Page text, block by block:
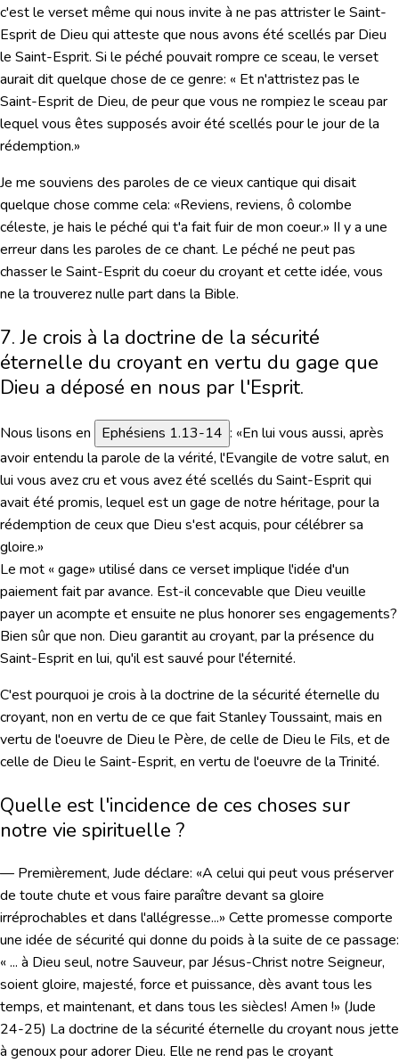
c'est le verset même qui nous invite à ne pas attrister le Saint-
Esprit de Dieu qui atteste que nous avons été scellés par Dieu
le Saint-Esprit. Si le péché pouvait rompre ce sceau, le verset
aurait dit quelque chose de ce genre: « Et n'attristez pas le
Saint-Esprit de Dieu, de peur que vous ne rompiez le sceau par
lequel vous êtes supposés avoir été scellés pour le jour de la
rédemption.»
Je me souviens des paroles de ce vieux cantique qui disait
quelque chose comme cela: «Reviens, reviens, ô colombe
céleste, je hais le péché qui t'a fait fuir de mon coeur.» II y a une
erreur dans les paroles de ce chant. Le péché ne peut pas
chasser le Saint-Esprit du coeur du croyantet cette idée, vous
ne la trouverez nulle part dans la Bible.
7. Je crois à la doctrine de la sécurité
éternelle du croyant en vertu du gage que
Dieu a déposé en nous par l'Esprit.
Nous lisons en Ephésiens 1.13-14 : «En lui vous aussi, après
avoir entendu la parole de la vérité, l'Evangile de votre salut, en
lui vous avez cru et vous avez été scellés du Saint-Esprit qui
avait été promis, lequel est un gage de notre héritage, pour la
rédemp­tion de ceux que Dieu s'est acquis, pour célébrer sa
gloire.»
Le mot « gage» utilisé dans ce verset implique l'idée d'un
paiement fait par avance. Est-il concevable que Dieu veuille
payer un acompte et ensuite ne plus honorer ses engagements?
Bien sûr que non. Dieu garantit au croyant, par la présence du
Saint-Esprit en lui, qu'il est sauvé pour l'éternité.
C'est pourquoi je crois à la doctrine de la sécurité éternelle du
croyant, non en vertu de ce que fait Stanley Toussaint, mais en
vertu de l'oeuvre de Dieu le Père, de celle de Dieu le Fils, et de
celle de Dieu le Saint-Esprit, en vertu de l'oeuvre de la Trinité.
Quelle est l'incidence de ces choses sur
notre vie spirituelle ?
— Premièrement, Jude déclare: «A celui qui peut vous préserver
de toute chute et vous faire paraître devant sa gloire
irréprochables et dans l'allégresse...» Cette promesse comporte
une idée de sécurité qui donne du poids à la suite de ce passage:
« ... à Dieu seul, notre Sauveur, par Jésus-Christ notre Seigneur,
soient gloire, majesté, force et puissance, dès avant tous les
temps, et maintenant, et dans tous les siècles! Amen !» (Jude
24-25) La doctrine de la sécurité éternelle du croyant nous jette
à genoux pour adorer Dieu. Elle ne rend pas le croyant